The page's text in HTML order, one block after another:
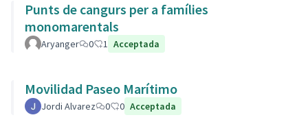
Punts de cangurs per a famílies
monomarentals
Aryanger 0 1 Acceptada
Movilidad Paseo Marítimo
Jordi Alvarez 0 0 Acceptada